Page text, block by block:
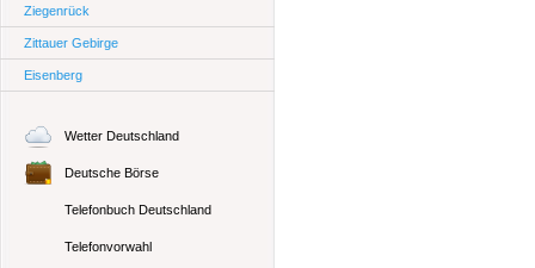
Ziegenrück
Zittauer Gebirge
Eisenberg
Wetter Deutschland
Deutsche Börse
Telefonbuch Deutschland
Telefonvorwahl